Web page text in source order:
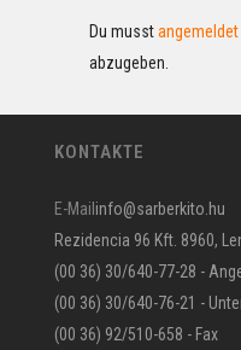
Du musstangemeldet
abzugeben.
KONTAKTE
E-Mail info@sarberkito.hu
Rezidencia 96 Kft. 8960,
(00 36) 30/640-77-28 -
(00 36) 30/640-76-21 -
(00 36) 92/510-658 - Fax